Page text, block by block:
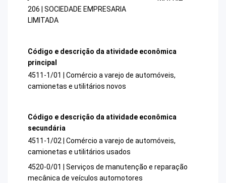
206 | SOCIEDADE EMPRESARIA
LIMITADA
Código e descrição da atividade econômica
principal
4511-1/01 | Comércio a varejo de automóveis,
camionetas e utilitários novos
Código e descrição da atividade econômica
secundária
4511-1/02 | Comércio a varejo de automóveis,
camionetas e utilitários usados
4520-0/01 | Serviços de manutenção e reparação
mecânica de veículos automotores